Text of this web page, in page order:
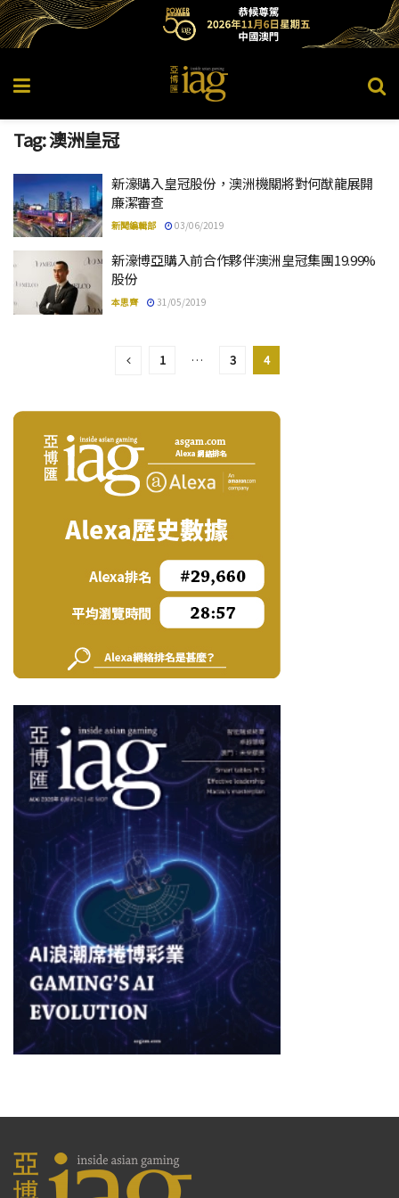
Tag:澳洲皇冠
新濠購入皇冠股份，澳洲機關將對何猷龍展開
廉潔審查
新聞編輯部 03/06/2019
新濠博亞購入前合作夥伴澳洲皇冠集團19.99%
股份
本思齊 31/05/2019
1 … 3 4